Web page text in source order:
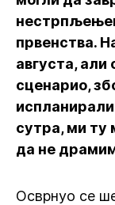
првенства.
августа, али
сценарио,
сутра, ми ту
да не
Осврнуо се